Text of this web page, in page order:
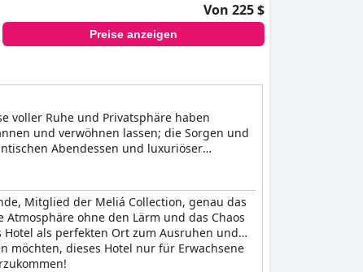
Von 225 $
Preise anzeigen
voller Ruhe und Privatsphäre haben
und verwöhnen lassen; die Sorgen und
Abendessen und luxuriöser
Mitglied der Meliá Collection, genau das
ohne den Lärm und das Chaos
als perfekten Ort zum Ausruhen und
möchten, dieses Hotel nur für Erwachsene